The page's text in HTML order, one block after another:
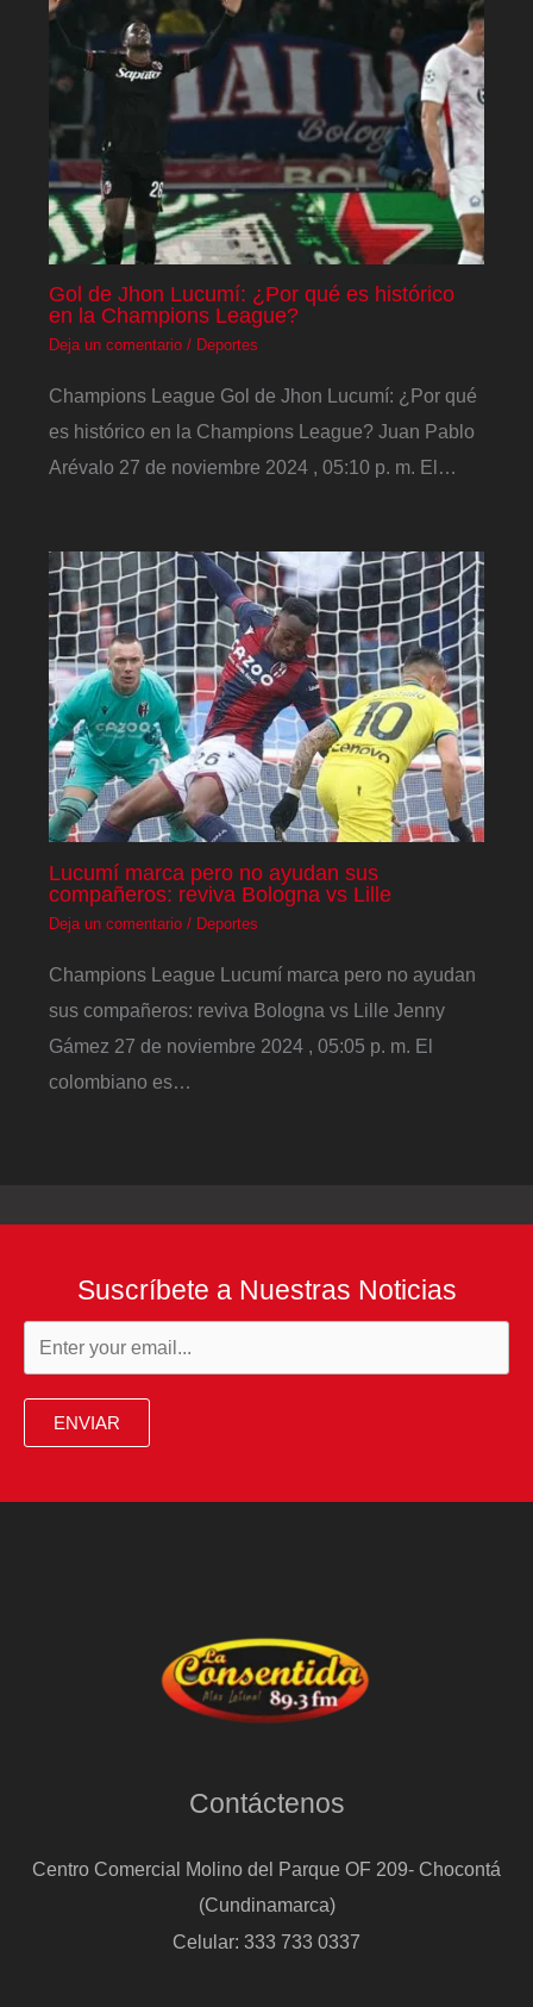
Gol de Jhon Lucumí: ¿Por qué es histórico
en la Champions League?
Deja un comentario / Deportes
Champions League Gol de Jhon Lucumí: ¿Por qué
es histórico en la Champions League? Juan Pablo
Arévalo 27 de noviembre 2024 , 05:10 p. m. El…
Lucumí marca pero no ayudan sus
compañeros: reviva Bologna vs Lille
Deja un comentario / Deportes
Champions League Lucumí marca pero no ayudan
sus compañeros: reviva Bologna vs Lille Jenny
Gámez 27 de noviembre 2024 , 05:05 p. m. El
colombiano es…
Suscríbete a Nuestras Noticias
ENVIAR
Contáctenos
Centro Comercial Molino del Parque OF 209- Chocontá
(Cundinamarca)
Celular: 333 733 0337